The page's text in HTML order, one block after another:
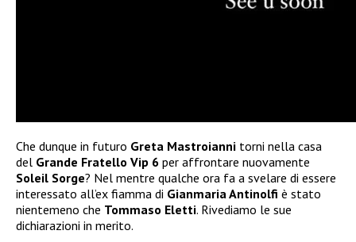
Che dunque in futuro Greta Mastroianni torni nella casa
del Grande Fratello Vip 6 per affrontare nuovamente
Soleil Sorge? Nel mentre qualche ora fa a svelare di essere
interessato all’ex fiamma di Gianmaria Antinolfi è stato
nientemeno che Tommaso Eletti. Rivediamo le sue
dichiarazioni in merito.